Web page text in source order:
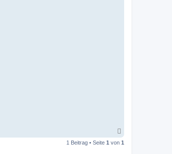
c
1 Beitrag • Seite 1 von 1